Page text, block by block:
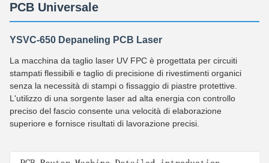
PCB Universale
YSVC-650 Depaneling PCB Laser
La macchina da taglio laser UV FPC è progettata per circuiti
stampati flessibili e taglio di precisione di rivestimenti organici
senza la necessità di stampi o fissaggio di piastre protettive.
L'utilizzo di una sorgente laser ad alta energia con controllo
preciso del fascio consente una velocità di elaborazione
superiore e fornisce risultati di lavorazione precisi.